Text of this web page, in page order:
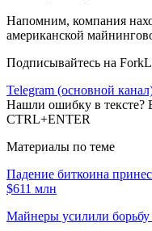
Напомним, компания
американской
Подписывайтесь на
Telegram (основной
Нашли ошибку в тексте?
CTRL+ENTER
Материалы по теме
Падение биткоина
$611 млн
Майнеры усилили борьбу